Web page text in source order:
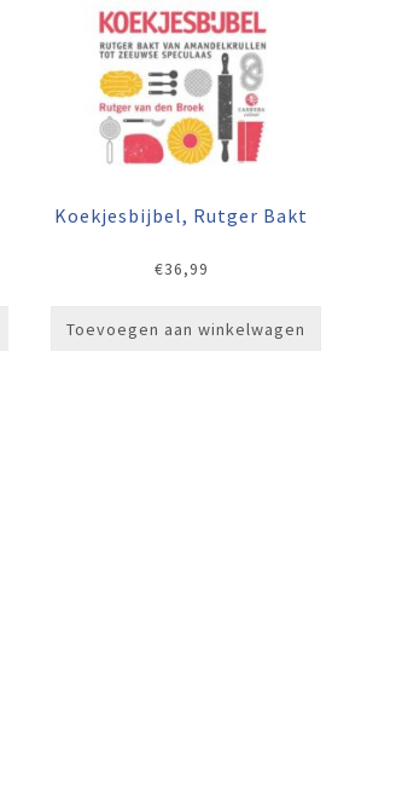
Koekjesbijbel, Rutger Bakt
€36,99
Toevoegen aan winkelwagen